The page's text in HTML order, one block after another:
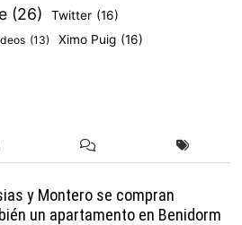
(26) Twitter (16)
(13) Ximo Puig (16)
y Montero se compran
un apartamento en Benidorm